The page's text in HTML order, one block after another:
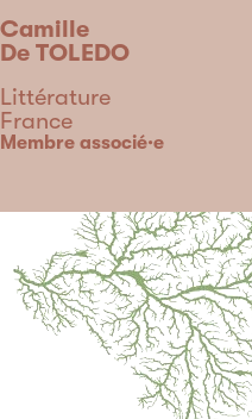
Camille
De TOLEDO
Discipline
Littérature
Pays
France
Type
Membre associé·e